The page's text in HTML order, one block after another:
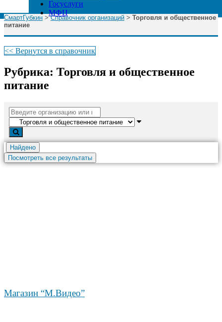
Госуслуги
МФЦ
СмартГубкин >Справочник организаций > Торговля и общественное
питание
<< Вернутся в справочник
Рубрика: Торговля и общественное
питание
Найдено
Посмотреть все результаты
Магазин “М.Видео”